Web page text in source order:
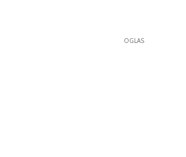
OGLAS